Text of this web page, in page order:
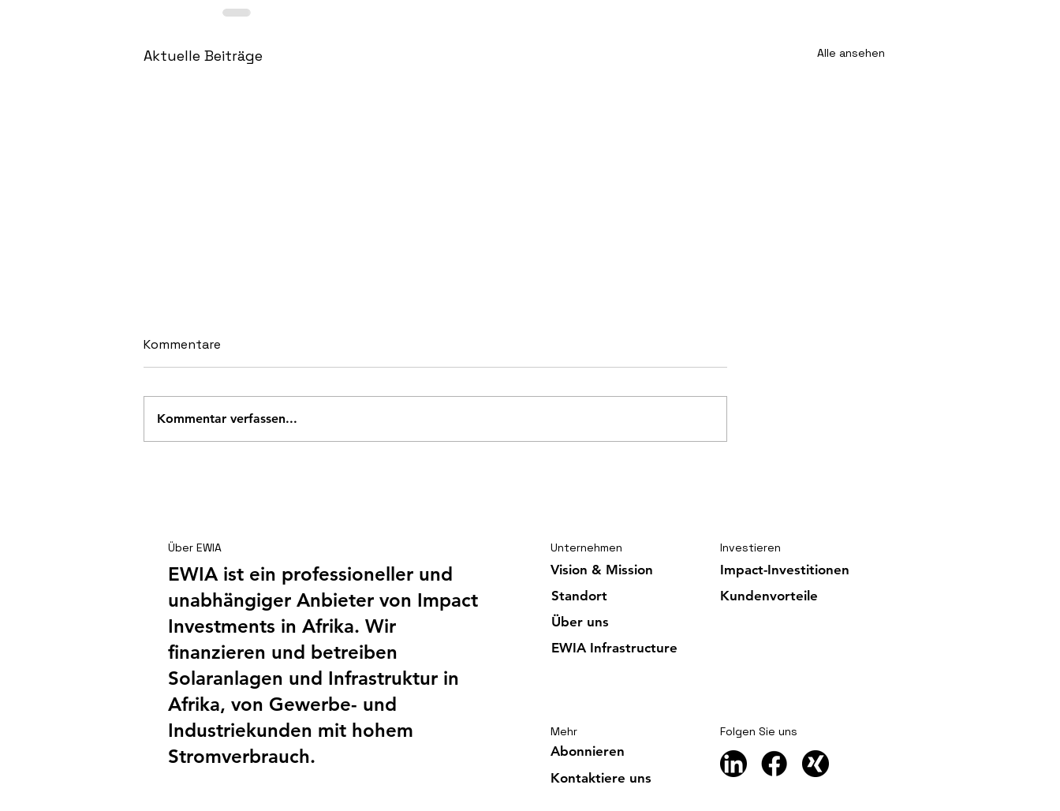
Aktuelle Beiträge Alle ansehen
Kommentare
Kommentar verfassen...
Über EWIA
EWIA ist ein professioneller und
unabhängiger Anbieter von Impact
Investments in Afrika. Wir
finanzieren und betreiben
Solaranlagen und Infrastruktur in
Afrika, von Gewerbe- und
Industriekunden mit hohem
Stromverbrauch.
Unternehmen
Vision & Mission
Standort
Investieren
Impact-Investitionen
Kundenvorteile
Über uns
EWIA Infrastructure
Mehr
Abonnieren
Kontaktiere uns
Folgen Sie uns